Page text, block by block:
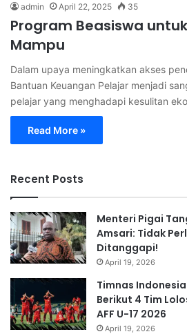
admin April 22, 2025 35
Program Beasiswa
Mampu
Dalam upaya meningkatkan akses
Bantuan Keuangan Pelajar menjadi
pelajar yang menghadapi kesulitan
Read More »
Recent Posts
Menteri Pigai
Amsari: Tidak
Ditanggapi!
April 19, 2026
Timnas
Berikut 4 Tim
AFF U-17 2026
April 19, 2026